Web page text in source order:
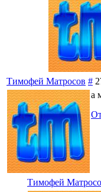
Тимофей Матросов #
а
Тимофей